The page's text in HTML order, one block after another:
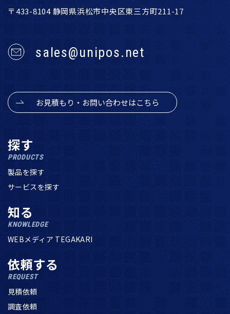
〒433-8104 静岡県浜松市中央区東三方町211-17
sales@unipos.net
お見積もり・お問い合わせはこちら
探す
PRODUCTS
製品を探す
サービスを探す
知る
KNOWLEDGE
WEBメディア TEGAKARI
依頼する
REQUEST
見積依頼
調査依頼